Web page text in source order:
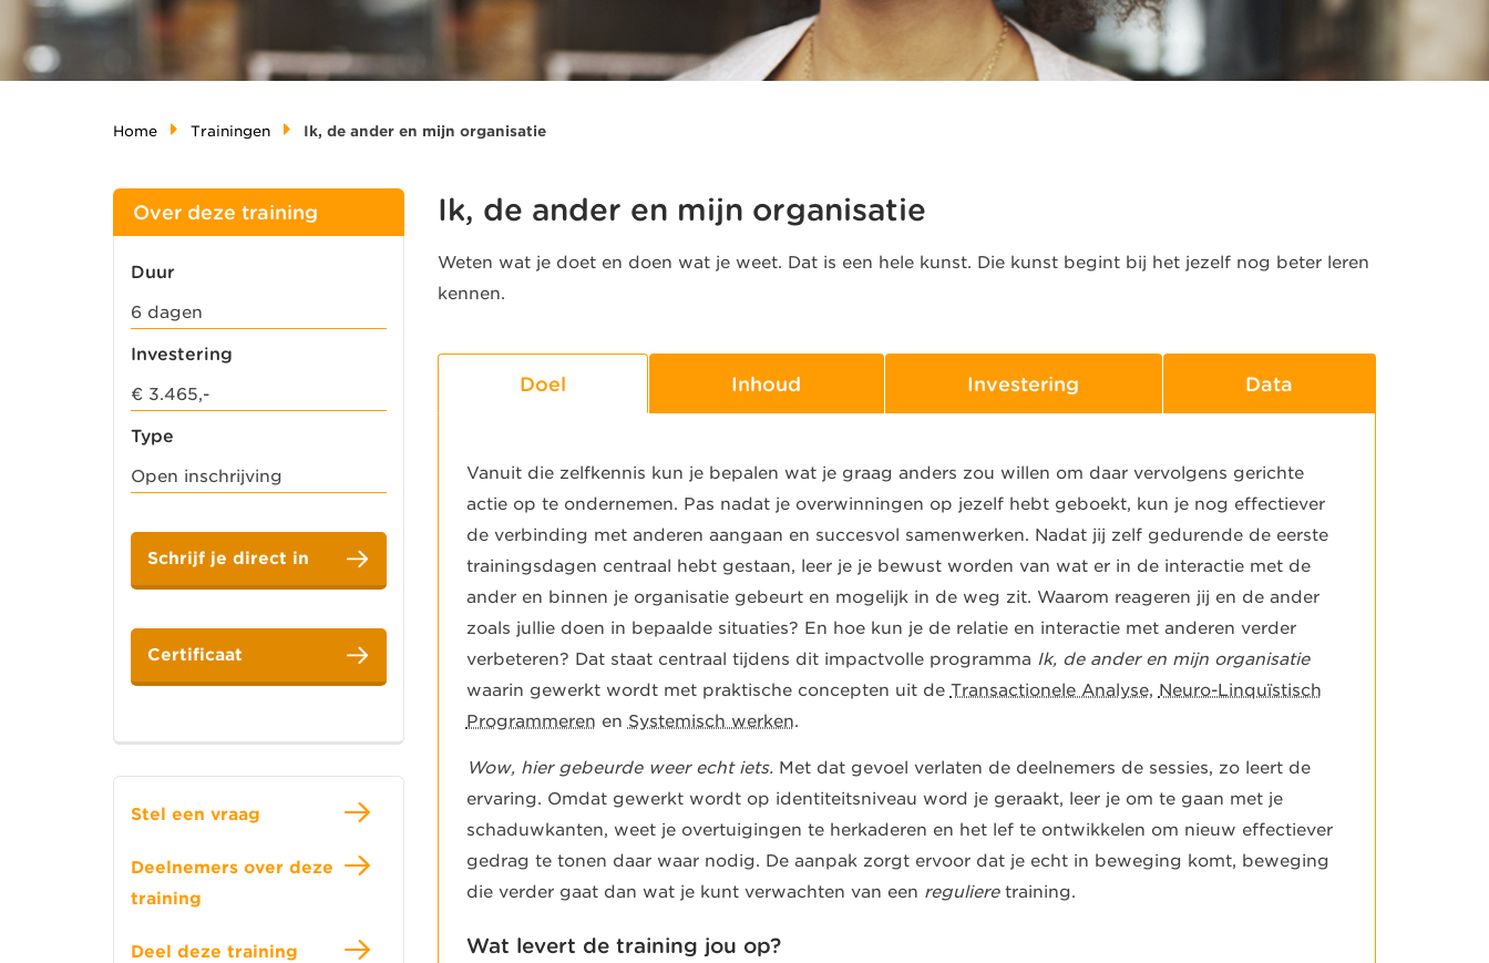
Home Trainingen Ik, de ander en mijn organisatie
Ik, de ander en mijn organisatie
Weten wat je doet en doen wat je weet. Dat is een hele kunst. Die kunst begint bij het jezelf nog beter leren
kennen.
Doel Inhoud Investering Data
Vanuit die zelfkennis kun je bepalen wat je graag anders zou willen om daar vervolgens gerichte
actie op te ondernemen. Pas nadat je overwinningen op jezelf hebt geboekt, kun je nog effectiever
de verbinding met anderen aangaan en succesvol samenwerken. Nadat jij zelf gedurende de eerste
trainingsdagen centraal hebt gestaan, leer je je bewust worden van wat er in de interactie met de
ander en binnen je organisatie gebeurt en mogelijk in de weg zit. Waarom reageren jij en de ander
zoals jullie doen in bepaalde situaties? En hoe kun je de relatie en interactie met anderen verder
verbeteren? Dat staat centraal tijdens dit impactvolle programma Ik, de ander en mijn organisatie
waarin gewerkt wordt met praktische concepten uit de Transactionele Analyse, Neuro-Linquïstisch
Programmeren en Systemisch werken.
Wow, hier gebeurde weer echt iets.Met dat gevoel verlaten de deelnemers de sessies, zo leert de
ervaring. Omdat gewerkt wordt op identiteitsniveau word je geraakt, leer je om te gaan met je
schaduwkanten, weet je overtuigingen te herkaderen en het lef te ontwikkelen om nieuw effectiever
gedrag te tonen daar waar nodig. De aanpak zorgt ervoor dat je echt in beweging komt, beweging
die verder gaat dan wat je kunt verwachten van een reguliere training.
Wat levert de training jou op?
Over deze training
Duur
6 dagen
Investering
€ 3.465,-
Type
Open inschrijving
Schrijf je direct in
Certificaat
Stel een vraag
Deelnemers over deze
training
Deel deze training